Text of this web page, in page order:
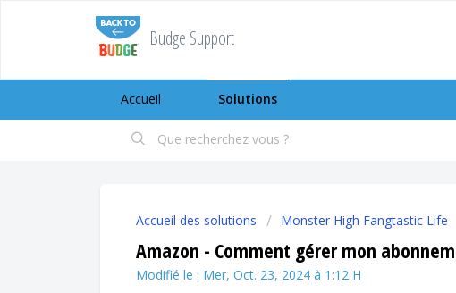
Budge Support
Accueil Solutions
Accueil des solutions Monster High Fangtastic Life
Amazon - Comment gérer mon
Modifié le : Mer, Oct. 23, 2024 à 1:12 H